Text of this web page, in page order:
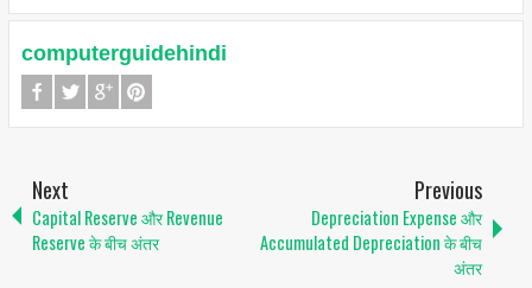
computerguidehindi
Next
Capital Reserve और Revenue
Reserve के बीच अंतर
Previous
Depreciation Expense और
Accumulated Depreciation के बीच
अंतर